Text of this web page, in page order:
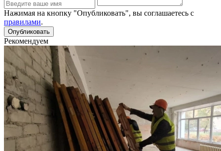
Нажимая на кнопку "Опубликовать", вы соглашаетесь с
правилами.
Рекомендуем